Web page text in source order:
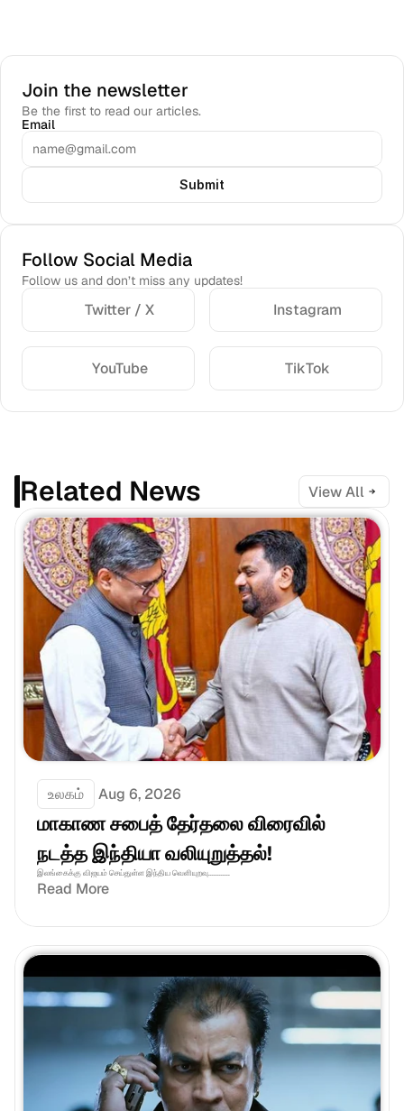
Join the newsletter
Be the first to read our articles.
Email
Submit
Follow Social Media
Follow us and don’t miss any updates!
Twitter / X Instagram
YouTube TikTok
Related News View All
உலகம் Aug 6, 2026
மாகாண சபைத் தேர்தலை விரைவில்
நடத்த இந்தியா வலியுறுத்தல்!
இலங்கைக்கு விஜயம் செய்துள்ள இந்திய வெளியுறவு............
Read More